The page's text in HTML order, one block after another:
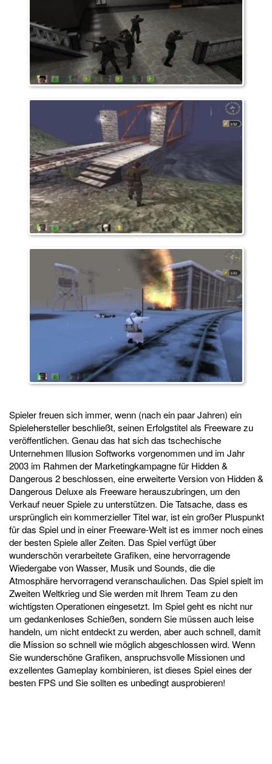
Spieler freuen sich immer, wenn (nach ein paar Jahren) ein
Spielehersteller beschließt, seinen Erfolgstitel als Freeware zu
veröffentlichen. Genau das hat sich das tschechische
Unternehmen Illusion Softworks vorgenommen und im Jahr
2003 im Rahmen der Marketingkampagne für Hidden &
Dangerous 2 beschlossen, eine erweiterte Version von Hidden &
Dangerous Deluxe als Freeware herauszubringen, um den
Verkauf neuer Spiele zu unterstützen. Die Tatsache, dass es
ursprünglich ein kommerzieller Titel war, ist ein großer Pluspunkt
für das Spiel und in einer Freeware-Welt ist es immer noch eines
der besten Spiele aller Zeiten. Das Spiel verfügt über
wunderschön verarbeitete Grafiken, eine hervorragende
Wiedergabe von Wasser, Musik und Sounds, die die
Atmosphäre hervorragend veranschaulichen. Das Spiel spielt im
Zweiten Weltkrieg und Sie werden mit Ihrem Team zu den
wichtigsten Operationen eingesetzt. Im Spiel geht es nicht nur
um gedankenloses Schießen, sondern Sie müssen auch leise
handeln, um nicht entdeckt zu werden, aber auch schnell, damit
die Mission so schnell wie möglich abgeschlossen wird. Wenn
Sie wunderschöne Grafiken, anspruchsvolle Missionen und
exzellentes Gameplay kombinieren, ist dieses Spiel eines der
besten FPS und Sie sollten es unbedingt ausprobieren!